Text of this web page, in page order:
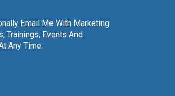
Email Me With Marketing
Trainings, Events And
Any Time.